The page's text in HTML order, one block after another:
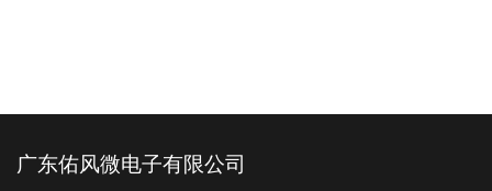
广东佑风微电子有限公司